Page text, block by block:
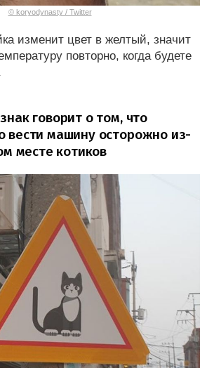
© koryodynasty / Twitter
изменит цвет в желтый, значит
повторно, когда будете
говорит о том, что
вести машину осторожно из-
месте котиков